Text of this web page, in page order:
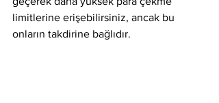
limitlerine erişebilirsiniz, ancak bu
onların takdirine bağlıdır.